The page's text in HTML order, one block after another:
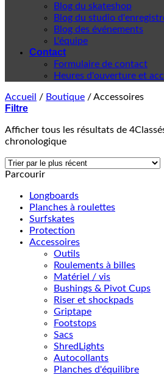
Blog du skateshop
Blog du studio
Blog des événements
L'équipe
Contact
Formulaire de contact
Heures d'ouverture et
Accueil / Boutique /Accessoires
Filtre
Afficher tous les résultats de 4
chronologique
Parcourir
Longboards
Planches à roulettes
Surfskates
Protection
Accessoires
Outils
Roulements à billes
Matériel / vis
Bushings & Pivot Cups
Riser et shockpads
Griptape
Footstops
Sacs
ShredLights
Autocollants
Planches d'équilibre